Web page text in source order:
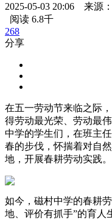
2025-05-03 20:06 来源
阅读 6.8千
268
分享
在五一劳动节来临之际
得劳动最光荣、劳动最
中学的学生们，在班主
春的步伐，怀揣着对自
地，开展春耕劳动实践。
如今，磁村中学的春耕
地、评价有抓手”的育人